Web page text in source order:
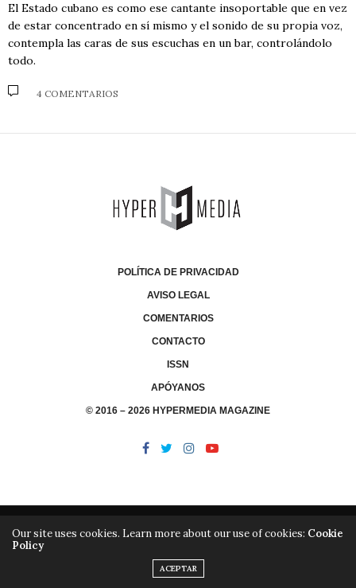
El Estado cubano es como ese cantante insoportable que en vez
de estar concentrado en sí mismo y el sonido de su propia voz,
contempla las caras de sus escuchas en un bar, controlándolo
todo.
4 COMENTARIOS
POLÍTICA DE PRIVACIDAD
AVISO LEGAL
COMENTARIOS
CONTACTO
ISSN
APÓYANOS
© 2016 – 2026 HYPERMEDIA MAGAZINE
LIBRERÍA
Our site uses cookies. Learn more about our use of cookies: Cookie
Policy
ACEPTAR